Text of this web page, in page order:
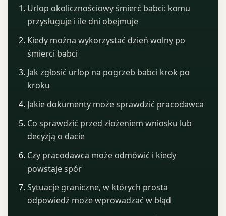
Urlop okolicznościowy śmierć babci: komu
przysługuje i ile dni obejmuje
Kiedy można wykorzystać dzień wolny po
śmierci babci
Jak zgłosić urlop na pogrzeb babci krok po
kroku
Jakie dokumenty może sprawdzić pracodawca
Co sprawdzić przed złożeniem wniosku lub
decyzją o dacie
Czy pracodawca może odmówić i kiedy
powstaje spór
Sytuacje graniczne, w których prosta
odpowiedź może wprowadzać w błąd